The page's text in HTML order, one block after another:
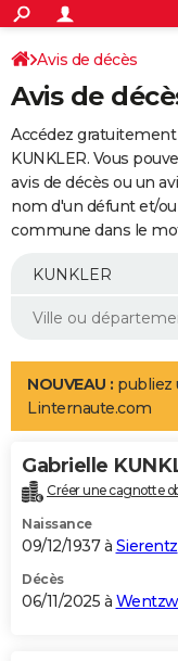
ACTUALITÉS
Politique
Société
Faits Divers
Education
Monde
Villes
+
SPORT
Coupe du monde 2026
Football
Tennis
Cyclisme
Rugby
Forum
Programme TV
TNT
Streaming
Cinéma
Sorties cinéma
Musique
+
FINANCE
Retraite
Epargne
Immobilier
Risques naturels par
Banque
Assurance
AUTO
Essais
Réserver un essai
Citadines
Berlines
SUV
Forum auto
+
Mobiles
Meilleur smartphone
Internet
Ordinateurs
Jeux vidéo
Guide high-tech
Aménagement intérieur
LIFESTYLE
Art de vivre
Bien-être
Loisirs
Mode
Modes de vie
Alimentation
Guide de la santé
Maladies
Médicaments
Sommeil
VOYAGE
Destinations
City break
Voyage nature
Voyage de noces
Forum
Climat
+PHOTO
GUIDES D'ACHAT
BONS PLANS
Avis de décès
Avis de
Accédez
KUNKLER. Vous
avis de décès ou un
nom d'un défunt et/
commune dans le
NOUVEAU : publiez
Linternaute.com
Gabrielle
Créer une cagnotte
Naissance
09/12/1937 à Sierentz
Décès
06/11/2025 à